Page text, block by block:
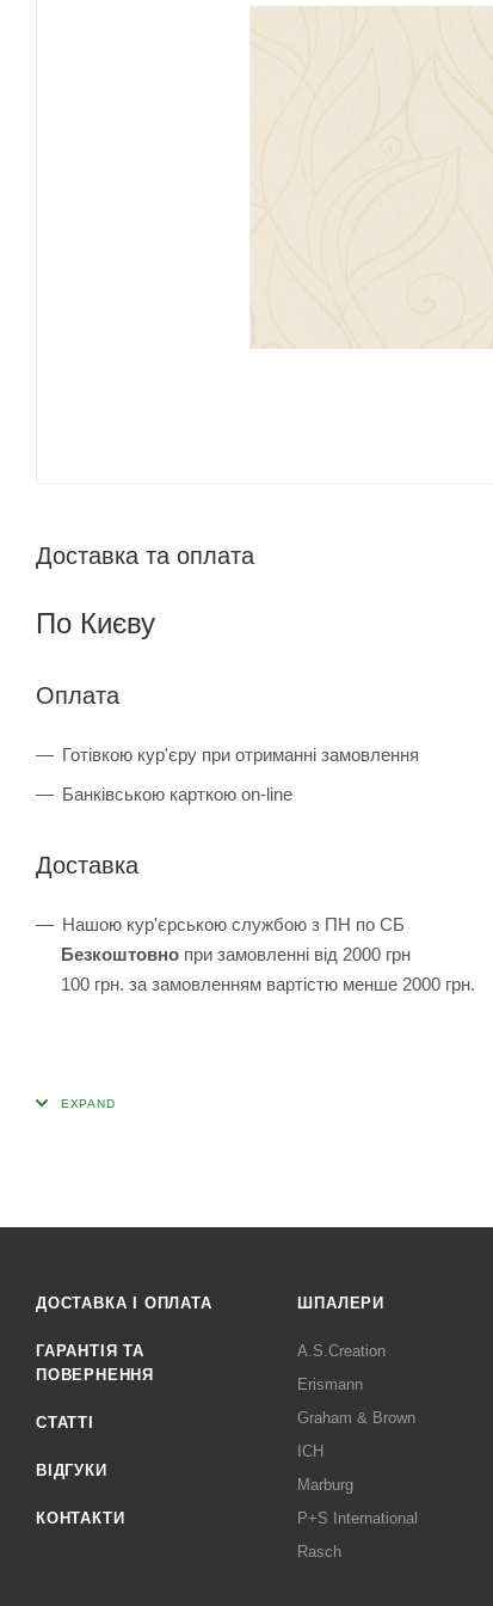
Доставка та оплата
По Києву
Оплата
Готівкою кур'єру при отриманні замовлення
Банківською карткою on-line
Доставка
Нашою кур'єрською службою з ПН по СБ
Безкоштовно при замовленні від 2000 грн
100 грн. за замовленням вартістю менше 2000 грн.
ДОСТАВКА І ОПЛАТА
ГАРАНТІЯ ТА
ПОВЕРНЕННЯ
СТАТТІ
ВІДГУКИ
КОНТАКТИ
ШПАЛЕРИ
A.S.Creation
Erismann
Graham & Brown
ICH
Marburg
P+S International
Rasch